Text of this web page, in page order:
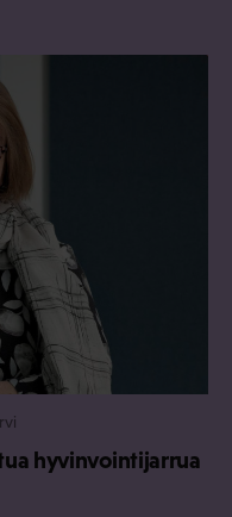
hyvinvointijarrua